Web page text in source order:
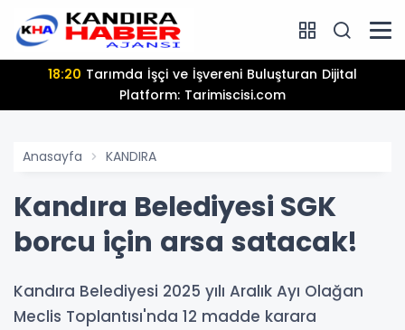
18:20
Platform: Tarimiscisi.com
Anasayfa KANDIRA
Kandıra Belediyesi SGK
borcu için arsa satacak!
Kandıra Belediyesi 2025 yılı Aralık Ayı Olağan
Meclis Toplantısı'nda 12 madde karara